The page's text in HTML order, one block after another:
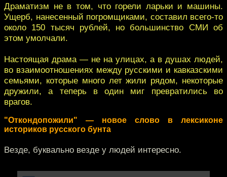
Драматизм не в том, что горели ларьки и машины.
Ущерб, нанесенный погромщиками, составил всего-то
около 150 тысяч рублей, но большинство СМИ об
этом умолчали.
Настоящая драма — не на улицах, а в душах людей,
во взаимоотношениях между русскими и кавказскими
семьями, которые много лет жили рядом, некоторые
дружили, а теперь в один миг превратились во
врагов.
"Откондопожили" — новое слово в лексиконе
историков русского бунта
Везде, буквально везде у людей интересно.